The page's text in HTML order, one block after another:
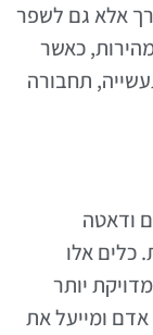
אלא גם לשפר
כאשר
תחבורה
ודאטה
כלים אלו
יותר
ומייעל את